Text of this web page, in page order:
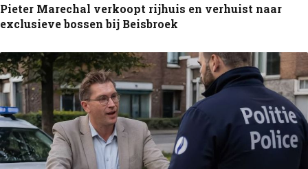
Pieter Marechal verkoopt rijhuis en verhuist naar
exclusieve bossen bij Beisbroek